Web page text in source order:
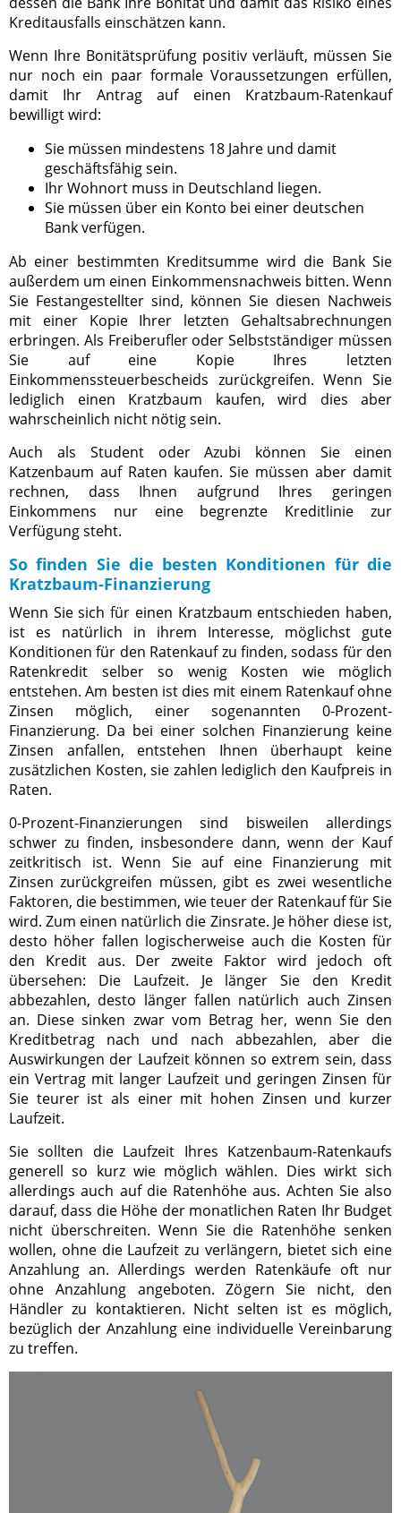
Kreditausfalls einschätzen kann.
Wenn Ihre Bonitätsprüfung positiv verläuft, müssen Sie
nur noch ein paar formale Voraussetzungen erfüllen,
damit Ihr Antrag auf einen Kratzbaum-Ratenkauf
bewilligt wird:
Sie müssen mindestens 18 Jahre und damit
geschäftsfähig sein.
Ihr Wohnort muss in Deutschland liegen.
Sie müssen über ein Konto bei einer deutschen
Bank verfügen.
Ab einer bestimmten Kreditsumme wird die Bank Sie
außerdem um einen Einkommensnachweis bitten. Wenn
Sie Festangestellter sind, können Sie diesen Nachweis
mit einer Kopie Ihrer letzten Gehaltsabrechnungen
erbringen. Als Freiberufler oder Selbstständiger müssen
Sie auf eine Kopie Ihres letzten
Einkommenssteuerbescheids zurückgreifen. Wenn Sie
lediglich einen Kratzbaum kaufen, wird dies aber
wahrscheinlich nicht nötig sein.
Auch als Student oder Azubi können Sie einen
Katzenbaum auf Raten kaufen. Sie müssen aber damit
rechnen, dass Ihnen aufgrund Ihres geringen
Einkommens nur eine begrenzte Kreditlinie zur
Verfügung steht.
So finden Sie die besten Konditionen für die
Kratzbaum-Finanzierung
Wenn Sie sich für einen Kratzbaum entschieden haben,
ist es natürlich in ihrem Interesse, möglichst gute
Konditionen für den Ratenkauf zu finden, sodass für den
Ratenkredit selber so wenig Kosten wie möglich
entstehen. Am besten ist dies mit einem Ratenkauf ohne
Zinsen möglich, einer sogenannten 0-Prozent-
Finanzierung. Da bei einer solchen Finanzierung keine
Zinsen anfallen, entstehen Ihnen überhaupt keine
zusätzlichen Kosten, sie zahlen lediglich den Kaufpreis in
Raten.
0-Prozent-Finanzierungen sind bisweilen allerdings
schwer zu finden, insbesondere dann, wenn der Kauf
zeitkritisch ist. Wenn Sie auf eine Finanzierung mit
Zinsen zurückgreifen müssen, gibt es zwei wesentliche
Faktoren, die bestimmen, wie teuer der Ratenkauf für Sie
wird. Zum einen natürlich die Zinsrate. Je höher diese ist,
desto höher fallen logischerweise auch die Kosten für
den Kredit aus. Der zweite Faktor wird jedoch oft
übersehen: Die Laufzeit. Je länger Sie den Kredit
abbezahlen, desto länger fallen natürlich auch Zinsen
an. Diese sinken zwar vom Betrag her, wenn Sie den
Kreditbetrag nach und nach abbezahlen, aber die
Auswirkungen der Laufzeit können so extrem sein, dass
ein Vertrag mit langer Laufzeit und geringen Zinsen für
Sie teurer ist als einer mit hohen Zinsen und kurzer
Laufzeit.
Sie sollten die Laufzeit Ihres Katzenbaum-Ratenkaufs
generell so kurz wie möglich wählen. Dies wirkt sich
allerdings auch auf die Ratenhöhe aus. Achten Sie also
darauf, dass die Höhe der monatlichen Raten Ihr Budget
nicht überschreiten. Wenn Sie die Ratenhöhe senken
wollen, ohne die Laufzeit zu verlängern, bietet sich eine
Anzahlung an. Allerdings werden Ratenkäufe oft nur
ohne Anzahlung angeboten. Zögern Sie nicht, den
Händler zu kontaktieren. Nicht selten ist es möglich,
bezüglich der Anzahlung eine individuelle Vereinbarung
zu treffen.